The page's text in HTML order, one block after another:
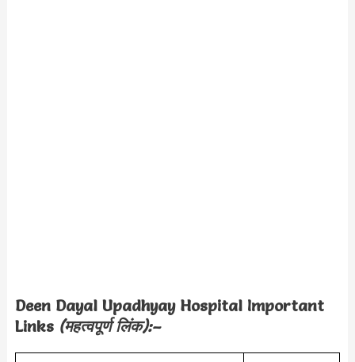
Deen Dayal Upadhyay Hospital Important
Links (महत्वपूर्ण लिंक):–